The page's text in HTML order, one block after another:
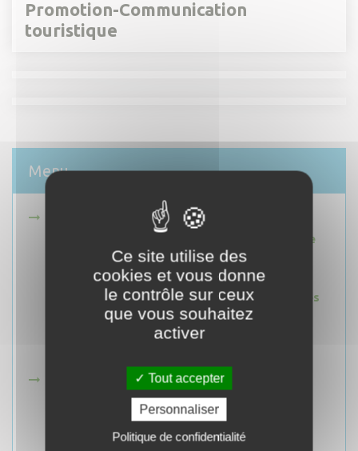
Promotion-Communication
touristique
Menu
Réserve naturelle régionale des gorges de
Zones Natura 2000
Réserve Internationale de Ciel Étoilé Alpes
Azur Mercantour
Grands projets touristiques
Les Balcons des gorges
La Cabane aux Lézards
Ce site utilise des
cookies et vous donne
le contrôle sur ceux
que vous souhaitez
activer
Tout accepter
Personnaliser
Politique de confidentialité